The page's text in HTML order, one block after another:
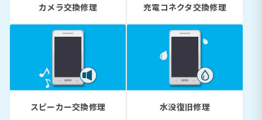
カメラ交換修理 充電コネクタ交換修理
スピーカー交換修理 水没復旧修理